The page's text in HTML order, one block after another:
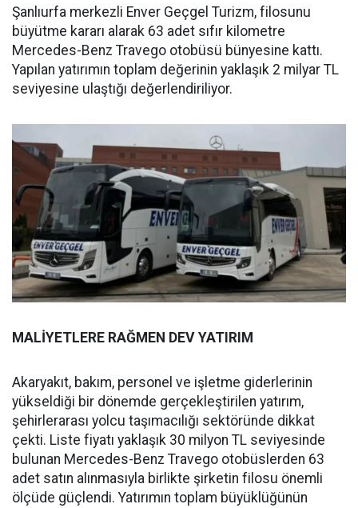
Şanlıurfa merkezli Enver Geçgel Turizm, filosunu
büyütme kararı alarak 63 adet sıfır kilometre
Mercedes-Benz Travego otobüsü bünyesine kattı.
Yapılan yatırımın toplam değerinin yaklaşık 2 milyar TL
seviyesine ulaştığı değerlendiriliyor.
MALİYETLERE RAĞMEN DEV YATIRIM
Akaryakıt, bakım, personel ve işletme giderlerinin
yükseldiği bir dönemde gerçekleştirilen yatırım,
şehirlerarası yolcu taşımacılığı sektöründe dikkat
çekti. Liste fiyatı yaklaşık 30 milyon TL seviyesinde
bulunan Mercedes-Benz Travego otobüslerden 63
adet satın alınmasıyla birlikte şirketin filosu önemli
ölçüde güçlendi. Yatırımın toplam büyüklüğünün